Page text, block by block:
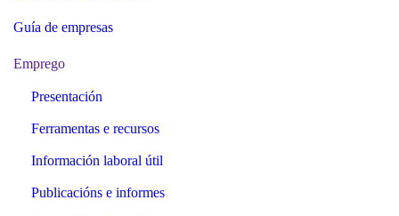
Guía de empresas
Emprego
Presentación
Ferramentas e recursos
Información laboral útil
Publicacións e informes